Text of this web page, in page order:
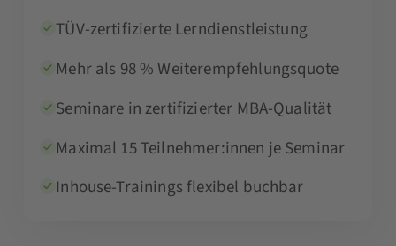
TÜV-zertifizierte Lerndienstleistung
Mehr als 98 % Weiterempfehlungsquote
Seminare in zertifizierter MBA-Qualität
Maximal 15 Teilnehmer:innen je Seminar
Inhouse-Trainings flexibel buchbar